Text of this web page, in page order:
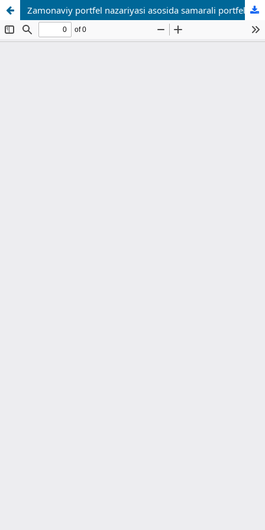
Zamonaviy portfel nazariyasi asosida samarali portfelni shakllantirish